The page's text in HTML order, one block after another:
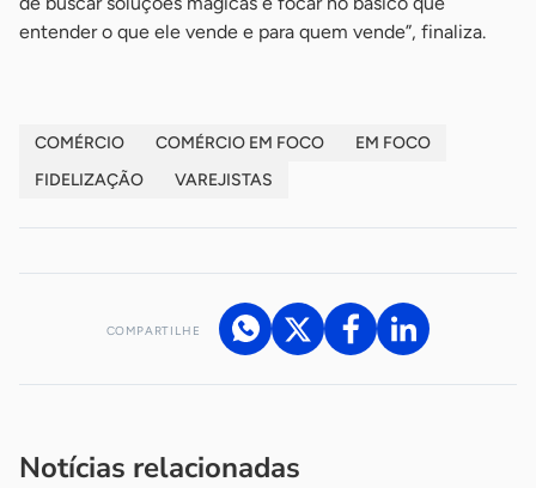
entender o que ele vende e para quem vende”, finaliza.
COMÉRCIO COMÉRCIO EM FOCO
EM FOCO
FIDELIZAÇÃO
VAREJISTAS
COMPARTILHE
Notícias relacionadas